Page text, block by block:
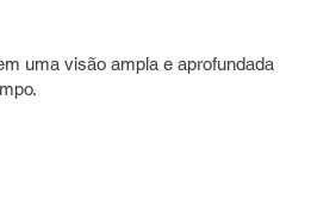
uma visão ampla e aprofundada